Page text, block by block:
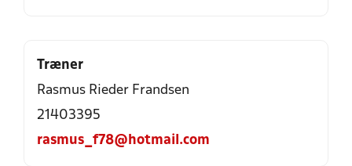
Træner
Rasmus Rieder Frandsen
21403395
rasmus_f78@hotmail.com